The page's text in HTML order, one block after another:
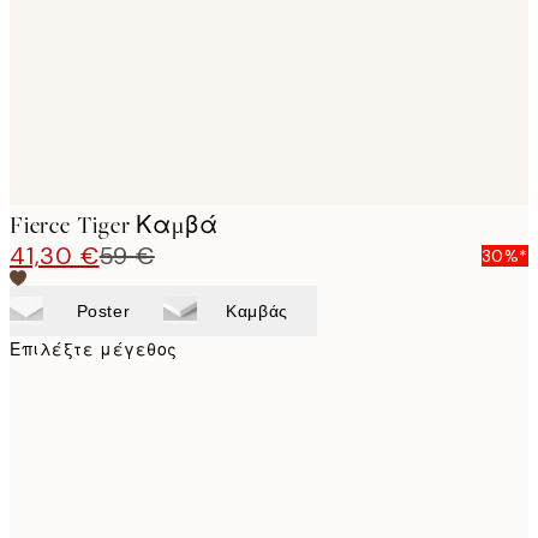
Fierce Tiger Καμβά
41,30 €59 € 30%*
Poster Καμβάς
Επιλέξτε μέγεθος